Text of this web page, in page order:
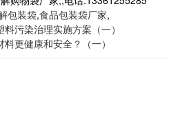
包装袋,食品包装袋厂家,
污染治理实施方案（一）
更健康和安全？（一）